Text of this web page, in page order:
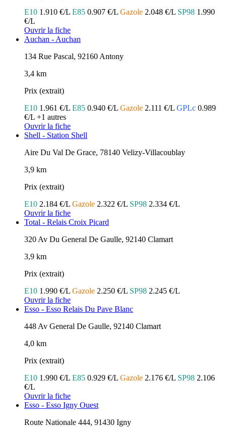
E10 1.910 €/L E85 0.907 €/L Gazole 2.048 €/L SP98 1.990
€/L
Ouvrir la fiche
Auchan - Auchan
134 Rue Pascal, 92160 Antony
3,4 km
Prix (extrait)
E10 1.961 €/L E85 0.940 €/L Gazole 2.111 €/L GPLc 0.989
€/L +1 autres
Ouvrir la fiche
Shell - Station Shell
Aire Du Val De Grace, 78140 Velizy-Villacoublay
3,9 km
Prix (extrait)
E10 2.184 €/L Gazole 2.322 €/L SP98 2.334 €/L
Ouvrir la fiche
Total - Relais Croix Picard
320 Av Du General De Gaulle, 92140 Clamart
3,9 km
Prix (extrait)
E10 1.990 €/L Gazole 2.250 €/L SP98 2.245 €/L
Ouvrir la fiche
Esso - Esso Relais Du Pave Blanc
448 Av General De Gaulle, 92140 Clamart
4,0 km
Prix (extrait)
E10 1.990 €/L E85 0.929 €/L Gazole 2.176 €/L SP98 2.106
€/L
Ouvrir la fiche
Esso - Esso Igny Ouest
Route Nationale 444, 91430 Igny